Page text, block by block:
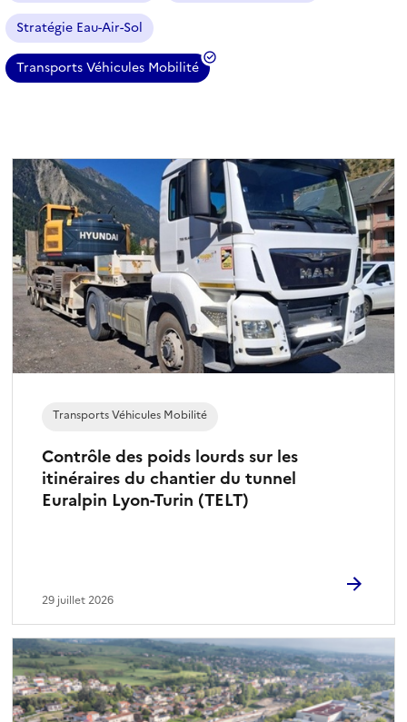
Stratégie Eau-Air-Sol
Transports Véhicules Mobilité
(
t
r
e
s
é
l
e
c
t
Contrôle des poids lourds sur les
itinéraires du chantier du tunnel
Euralpin Lyon-Turin (TELT)
Transports Véhicules Mobilité
29 juillet 2026